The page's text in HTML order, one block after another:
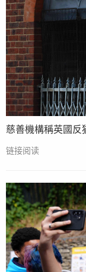
慈善機構稱英國反
链接阅读